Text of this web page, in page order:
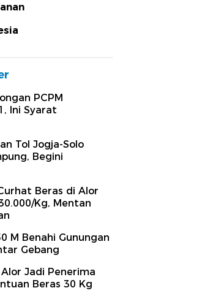
PCPM
Ini Syarat
Tol Jogja-Solo
Begini
Beras di Alor
Kg, Mentan
M Benahi Gunungan
Gebang
Jadi Penerima
Beras 30 Kg